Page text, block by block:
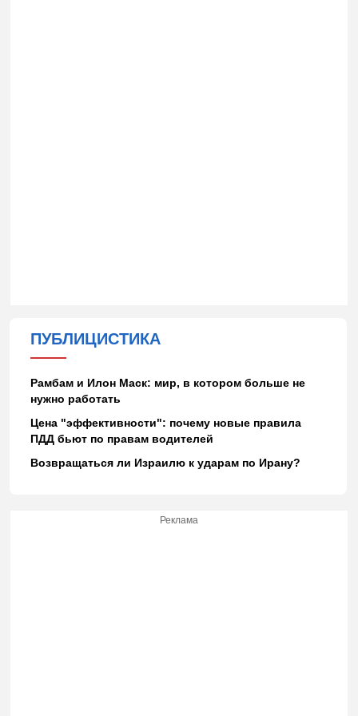
ПУБЛИЦИСТИКА
Рамбам и Илон Маск: мир, в котором больше не
нужно работать
Цена "эффективности": почему новые правила
ПДД бьют по правам водителей
Возвращаться ли Израилю к ударам по Ирану?
Реклама